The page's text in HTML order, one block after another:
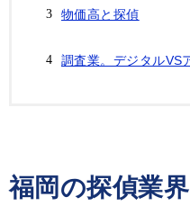
物価高と探偵
調査業。デジタルVS
福岡の探偵業